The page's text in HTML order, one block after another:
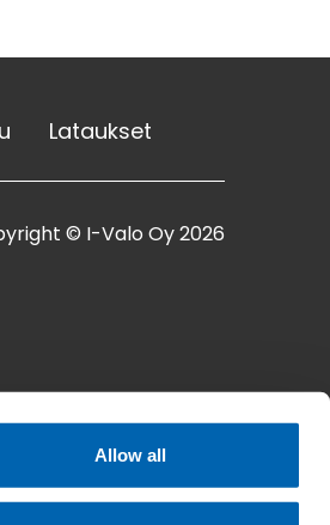
Allow all
Lataukset
© I-Valo Oy 2026